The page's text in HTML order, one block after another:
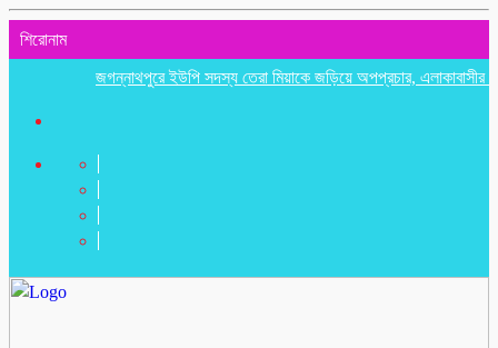
শিরোনাম
জগন্নাথপুরে ইউপি সদস্য তেরা মিয়াকে জড়িয়ে অপপ্রচার, এলাকাবাসীর